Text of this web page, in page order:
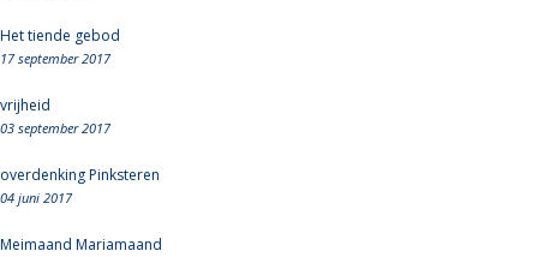
Het tiende gebod
17 september 2017
vrijheid
03 september 2017
overdenking Pinksteren
04 juni 2017
Meimaand Mariamaand